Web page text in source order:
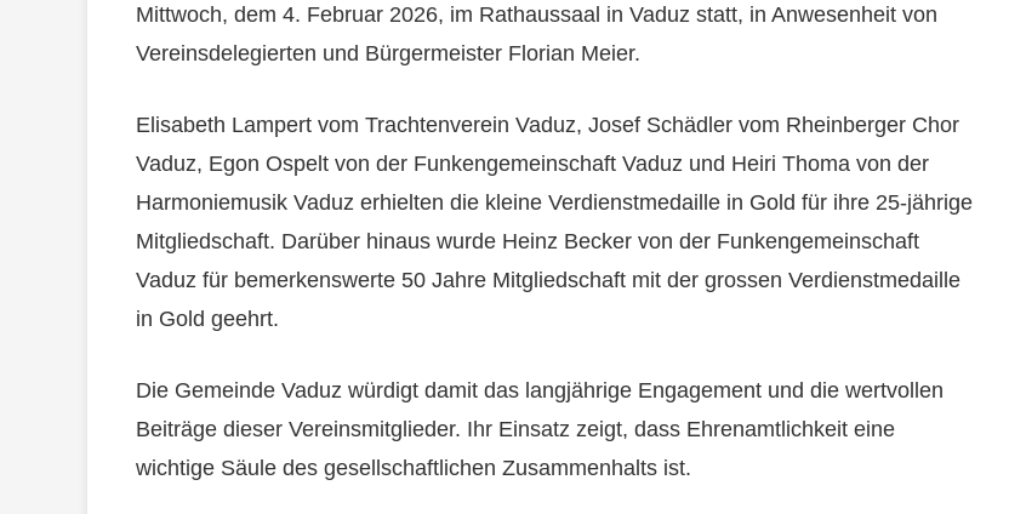
Mittwoch, dem 4. Februar 2026, im Rathaussaal in Vaduz statt, in Anwesenheit von
Vereinsdelegierten und Bürgermeister Florian Meier.
Elisabeth Lampert vom Trachtenverein Vaduz, Josef Schädler vom Rheinberger Chor
Vaduz, Egon Ospelt von der Funkengemeinschaft Vaduz und Heiri Thoma von der
Harmoniemusik Vaduz erhielten die kleine Verdienstmedaille in Gold für ihre 25-jährige
Mitgliedschaft. Darüber hinaus wurde Heinz Becker von der Funkengemeinschaft
Vaduz für bemerkenswerte 50 Jahre Mitgliedschaft mit der grossen Verdienstmedaille
in Gold geehrt.
Die Gemeinde Vaduz würdigt damit das langjährige Engagement und die wertvollen
Beiträge dieser Vereinsmitglieder. Ihr Einsatz zeigt, dass Ehrenamtlichkeit eine
wichtige Säule des gesellschaftlichen Zusammenhalts ist.